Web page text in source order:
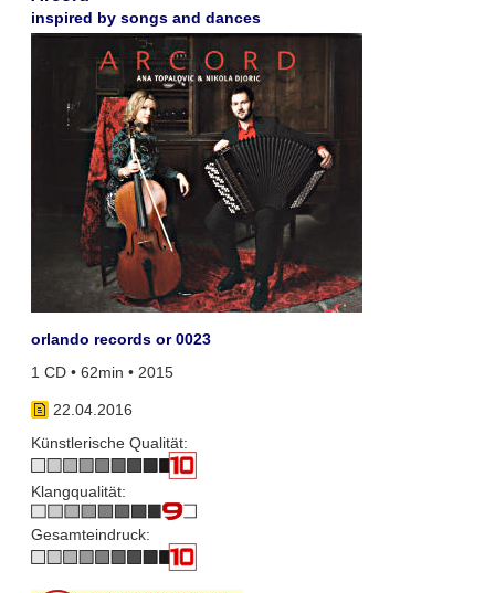
inspired by songs and dances
orlando records or 0023
1 CD • 62min • 2015
22.04.2016
Künstlerische Qualität:
Klangqualität:
Gesamteindruck: